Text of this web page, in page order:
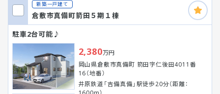
新築一戸建て
倉敷市真備町箭田５期１棟
駐車2台可能♪
2,380万円
岡山県倉敷市真備町 箭田字仁後田4011番
16（地番）
井原鉄道「吉備真備」駅徒歩20分（距離：